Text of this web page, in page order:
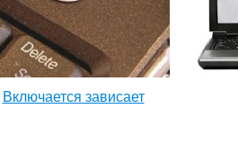
Включается зависает